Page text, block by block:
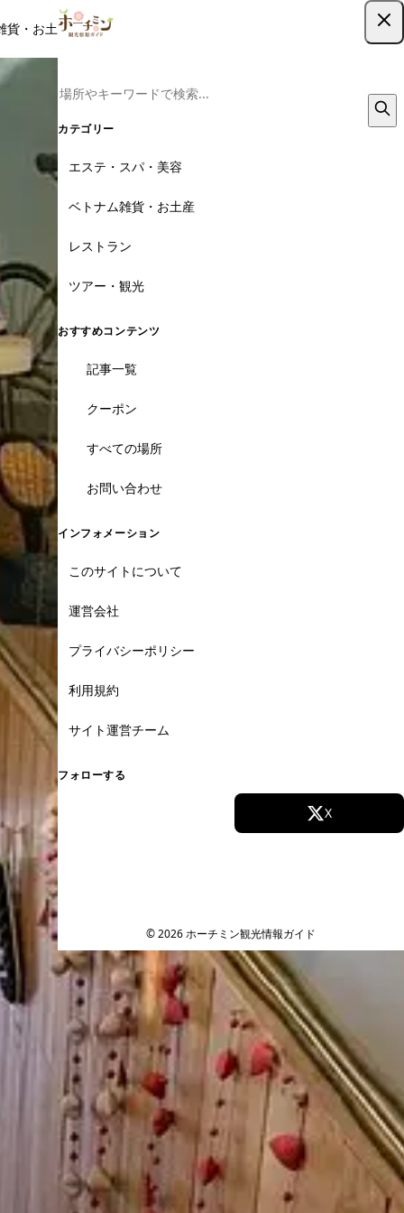
貨・お土産レストラン
カテゴリー
エステ・スパ・美容
ベトナム雑貨・お土産
レストラン
ツアー・観光
おすすめコンテンツ
記事一覧
クーポン
すべての場所
お問い合わせ
インフォメーション
このサイトについて
運営会社
プライバシーポリシー
利用規約
サイト運営チーム
フォローする
X
© 2026 ホーチミン観光情報ガイド